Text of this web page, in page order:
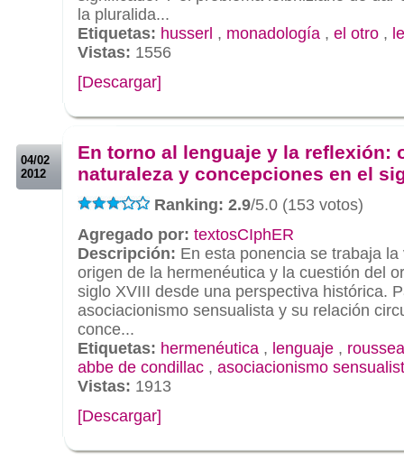
la pluralida...
Etiquetas: husserl , monadología , el otro ,
Vistas: 1556
[Descargar]
04/02
2012
En torno al lenguaje y la reflexión:
naturaleza y concepciones en el
Ranking: 2.9/5.0 (153 votos)
Agregado por: textosCIphER
Descripción: En esta ponencia se trabaja
origen de la hermenéutica y la cuestión del
siglo XVIII desde una perspectiva histórica.
asociacionismo sensualista y su relación
conce...
Etiquetas: hermenéutica , lenguaje ,
abbe de condillac , asociacionismo
Vistas: 1913
[Descargar]